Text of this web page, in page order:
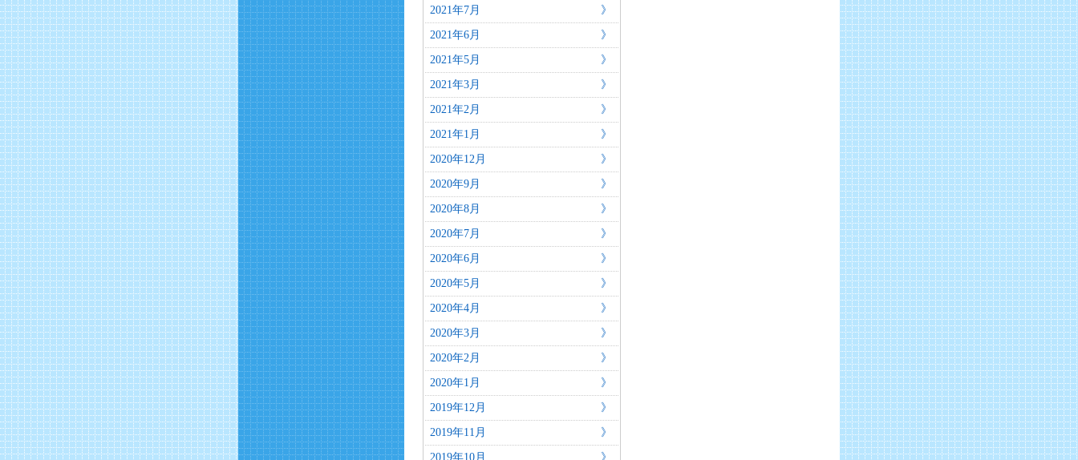
2021年7月
2021年6月
2021年5月
2021年3月
2021年2月
2021年1月
2020年12月
2020年9月
2020年8月
2020年7月
2020年6月
2020年5月
2020年4月
2020年3月
2020年2月
2020年1月
2019年12月
2019年11月
2019年10月